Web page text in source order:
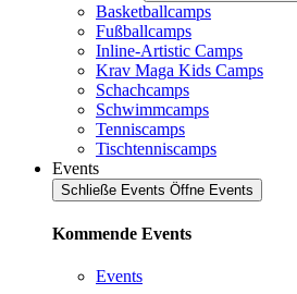
Basketballcamps
Fußballcamps
Inline-Artistic Camps
Krav Maga Kids Camps
Schachcamps
Schwimmcamps
Tenniscamps
Tischtenniscamps
Events
Schließe Events Öffne Events
Kommende Events
Events